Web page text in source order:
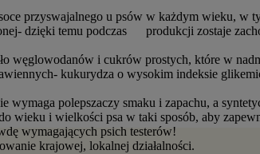
przyswajalnego u psów w każdym wieku, w
dzięki temu podczas
produkcji zostaje
węglowodanów i cukrów prostych, które w
kukurydza o wysokim indeksie
wymaga polepszaczy smaku i zapachu, a
wieku i wielkości psa w taki sposób, aby
wymagających psich testerów!
krajowej, lokalnej działalności.